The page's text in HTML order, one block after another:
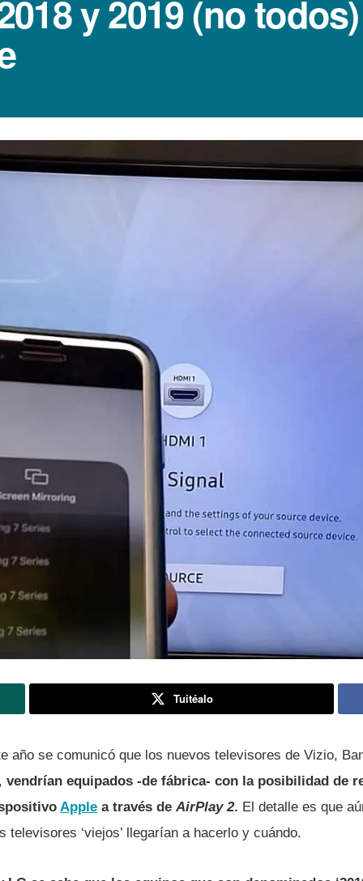
y 2019 (no
Tuitéalo
año se comunicó que los nuevos televisores de Vizio,
vendrí­an equipados -de fábrica- con la posibilidad de
Apple a través de AirPlay 2. El detalle es que
televisores ‘viejos’ llegarí­an a hacerlo y cuándo.